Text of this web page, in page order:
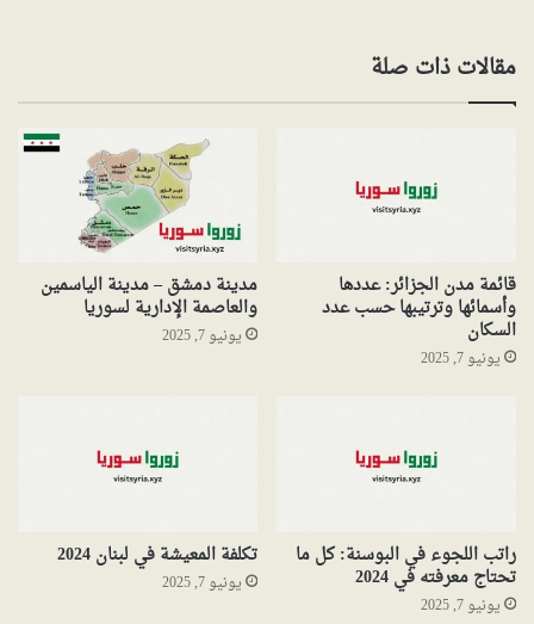
مقالات ذات صلة
قائمة مدن الجزائر: عددها
وأسمائها وترتيبها حسب عدد
السكان
يونيو 7, 2025
مدينة دمشق – مدينة الياسمين
والعاصمة الإدارية لسوريا
يونيو 7, 2025
راتب اللجوء في البوسنة: كل ما
تحتاج معرفته في 2024
يونيو 7, 2025
تكلفة المعيشة في لبنان 2024
يونيو 7, 2025